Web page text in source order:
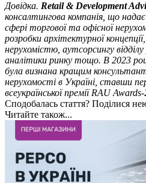
Довідка. Retail & Development
консалтингова компанія, що
сфері торгової та офісної
розробки архітектурної
нерухомістю, аутсорсингу
аналітики ринку тощо. В 2023
була визнана кращим
нерухомості в Україні, ставши
всеукраїнської премії RAU
Сподобалась стаття? Поділися
Читайте також...